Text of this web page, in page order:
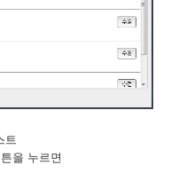
트
을 누르면